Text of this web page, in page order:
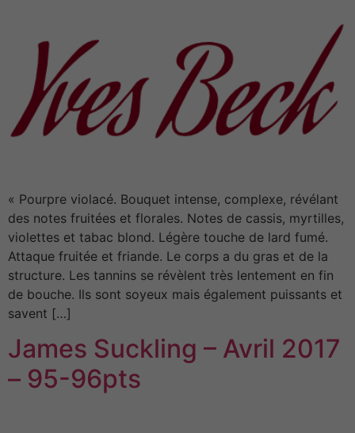
« Pourpre violacé. Bouquet intense, complexe, révélant
des notes fruitées et florales. Notes de cassis, myrtilles,
violettes et tabac blond. Légère touche de lard fumé.
Attaque fruitée et friande. Le corps a du gras et de la
structure. Les tannins se révèlent très lentement en fin
de bouche. Ils sont soyeux mais également puissants et
savent […]
James Suckling – Avril 2017
– 95-96pts